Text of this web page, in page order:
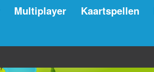
Multiplayer Kaartspellen